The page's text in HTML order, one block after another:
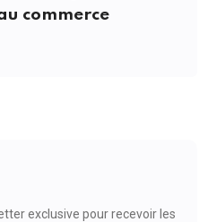
commerce
exclusive pour recevoir les